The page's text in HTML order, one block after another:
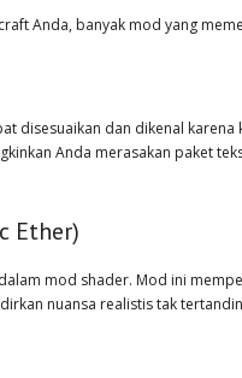
Anda, banyak mod yang
disesuaikan dan dikenal
Anda merasakan paket
Ether)
mod shader. Mod ini
nuansa realistis tak